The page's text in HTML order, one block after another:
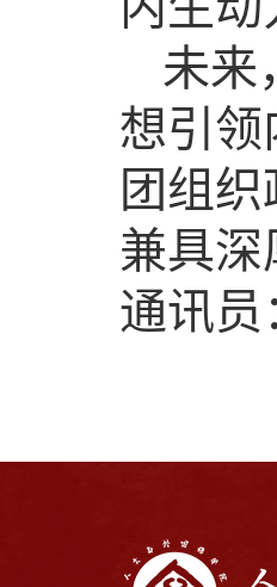
未来
想引领
团组
兼具
通讯员